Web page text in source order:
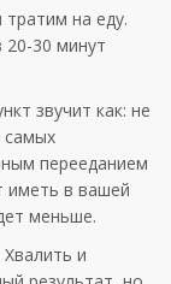
на еду.
20-30 минут
звучит как: не
самых
перееданием
иметь в вашей
меньше.
и